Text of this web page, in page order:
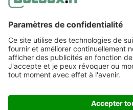
Information & formulaire
CGV avec
Déclaration de